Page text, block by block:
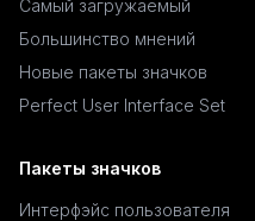
Самый загружаемый
Большинство мнений
Новые пакеты значков
Perfect User Interface Set
Пакеты значков
Интерфэйс пользователя